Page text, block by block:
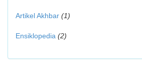
Artikel Akhbar (1)
Ensiklopedia (2)